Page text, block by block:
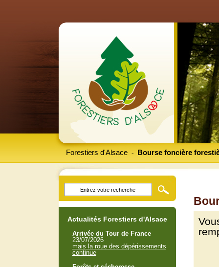
Forestiers d'Alsace Bourse foncière
-
Actualités Forestiers d'Alsace
Arrivée du Tour de France
23/07/2026
mais la roue des dépérissements
continue